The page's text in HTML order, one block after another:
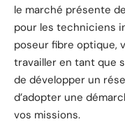
le marché présente
pour les techniciens
poseur fibre optique,
travailler en tant que
de développer un
d’adopter une
vos missions.